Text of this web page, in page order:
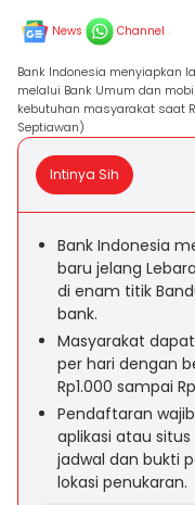
News Channel
Bank Indonesia menyiapkan
melalui Bank Umum dan
kebutuhan masyarakat saat
Septiawan)
Intinya Sih
Bank Indonesia
baru jelang
di enam titik
bank.
Masyarakat
per hari dengan
Rp1.000 sampai
Pendaftaran
aplikasi atau situs
jadwal dan bukti
lokasi penukaran.